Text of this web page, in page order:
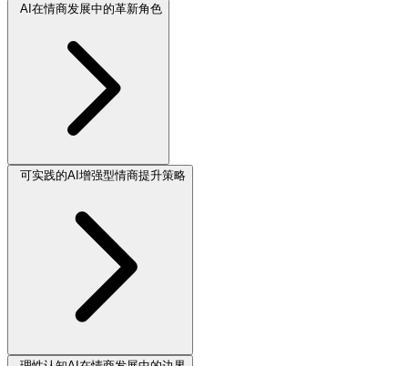
AI在情商发展中的革新角色
可实践的AI增强型情商提升策略